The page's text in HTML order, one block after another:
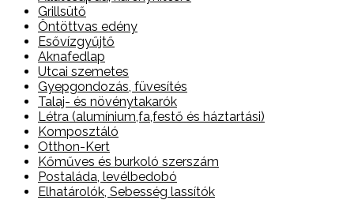
Grillsütő
Öntöttvas edény
Esővízgyűjtő
Aknafedlap
Utcai szemetes
Gyepgondozás, füvesítés
Talaj- és növénytakarók
Létra (alumínium,fa,festő és háztartási)
Komposztáló
Otthon-Kert
Kőműves és burkoló szerszám
Postaláda, levélbedobó
Elhatárolók, Sebesség lassítók